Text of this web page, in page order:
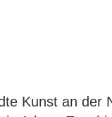
Kunst an der